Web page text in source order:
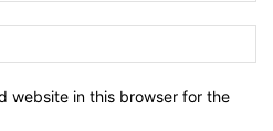
website in this browser for the